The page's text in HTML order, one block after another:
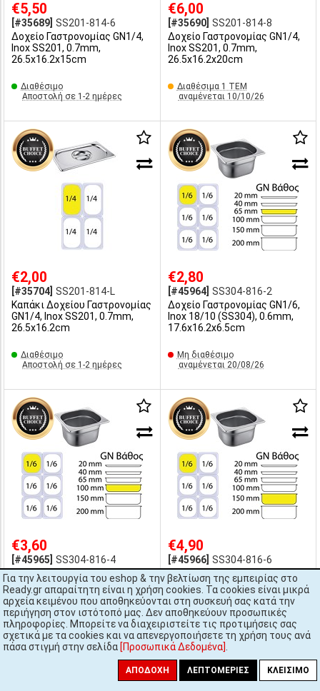
Για την λειτουργία του eshop & την βελτίωση της εμπειρίας στο
Ready.gr απαραίτητη είναι η χρήση cookies. Τα cookies είναι μικρά
αρχεία κειμένου που αποθηκεύονται στη συσκευή σας κατά την
περιήγηση στον ιστότοπό μας. Δεν αποθηκεύουν προσωπικές
πληροφορίες. Μπορείτε να διαχειριστείτε τις προτιμήσεις σας
σχετικά με τα cookies και να απενεργοποιήσετε τη χρήση τους ανά
πάσα στιγμή στην σελίδα [Προσωπικά Δεδομένα]
ΑΠΟΔΟΧΉ ΛΕΠΤΟΜΈΡΙΕΣ ΚΛΕΊΣΙΜΟ
€5,50
[#35689] SS201-814-6
Δοχείο Γαστρονομίας GN1/4,
Inox SS201, 0.7mm,
26.5x16.2x15cm
Διαθέσιμο
Αποστολή σε 1-2 ημέρες
€6,00
[#35690] SS201-814-8
Δοχείο Γαστρονομίας GN1/4,
Inox SS201, 0.7mm,
26.5x16.2x20cm
Διαθέσιμα 1 ΤΕΜ
αναμένεται 10/10/26
€2,00
[#35704] SS201-814-L
Καπάκι Δοχείου Γαστρονομίας
GN1/4, Inox SS201, 0.7mm,
26.5x16.2cm
Διαθέσιμο
Αποστολή σε 1-2 ημέρες
€2,80
[#45964] SS304-816-2
Δοχείο Γαστρονομίας GN1/6,
Inox 18/10 (SS304), 0.6mm,
17.6x16.2x6.5cm
Μη διαθέσιμο
αναμένεται 20/08/26
€3,60
[#45965] SS304-816-4
Δοχείο Γαστρονομίας GN1/6,
Inox 18/10 (SS304), 0.6mm,
17.6x16.2x10cm
Μη διαθέσιμο
αναμένεται 20/08/26
€4,90
[#45966] SS304-816-6
Δοχείο Γαστρονομίας GN1/6,
Inox 18/10 (SS304), 0.7mm,
17.6x16.2x15cm
Μη διαθέσιμο
αναμένεται 20/08/26